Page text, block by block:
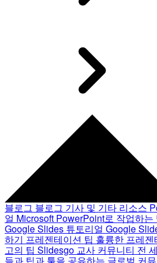
블로그 블로그 기사 및 기타 리소스
얼 Microsoft PowerPoint로 작업하는
Google Slides 튜토리얼 Google
하기 프레젠테이션 팁 훌륭한 프레
고의 팁 Slidesgo 교사 커뮤니티 전